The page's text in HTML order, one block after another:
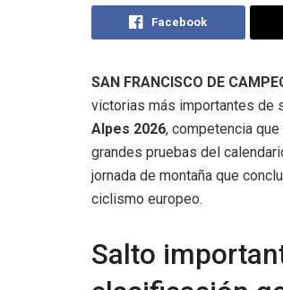
Facebook
SAN FRANCISCO DE
victorias más importantes de
Alpes 2026, competencia
grandes pruebas del
jornada de montaña que
ciclismo europeo.
Salto